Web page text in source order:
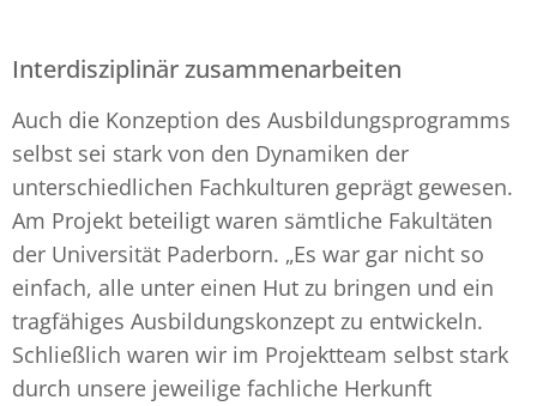
Interdisziplinär zusammenarbeiten
Auch die Konzeption des Ausbildungsprogramms
selbst sei stark von den Dynamiken der
unterschiedlichen Fachkulturen geprägt gewesen.
Am Projekt beteiligt waren sämtliche Fakultäten
der Universität Paderborn. „Es war gar nicht so
einfach, alle unter einen Hut zu bringen und ein
tragfähiges Ausbildungskonzept zu entwickeln.
Schließlich waren wir im Projektteam selbst stark
durch unsere jeweilige fachliche Herkunft